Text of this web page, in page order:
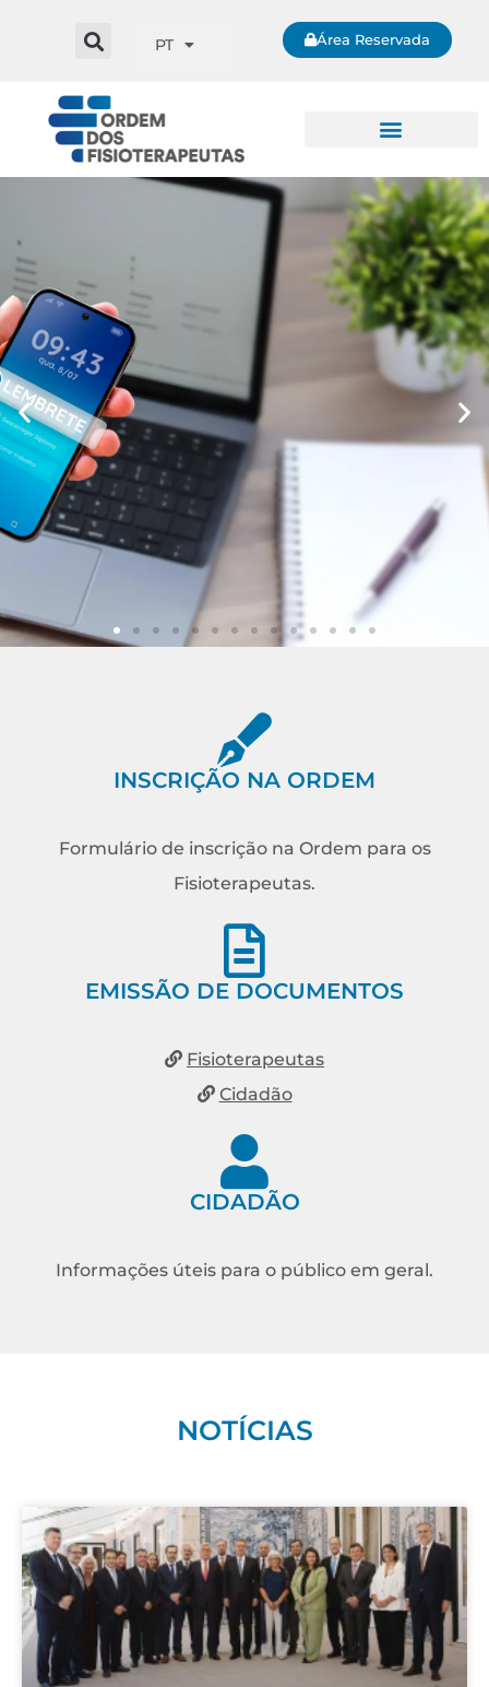
PT Área Reservada
INSCRIÇÃO NA
INSCRIÇÃO NA ORDEM
Formulário de inscrição na Ordem para os
Fisioterapeutas.
EMISSÃO DE DOCUMENTOS
Fisioterapeutas
Cidadão
CIDADÃO
Informações úteis para o público em geral.
NOTÍCIAS